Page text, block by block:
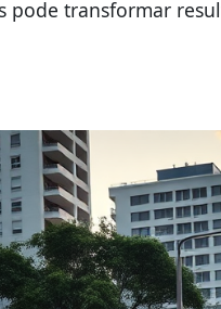
pode transformar